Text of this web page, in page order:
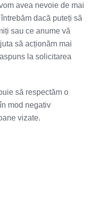
avea nevoie de mai
dacă puteți să
sau ce anume vă
să acționăm mai
la solicitarea
să respectăm o
mod negativ
vizate.